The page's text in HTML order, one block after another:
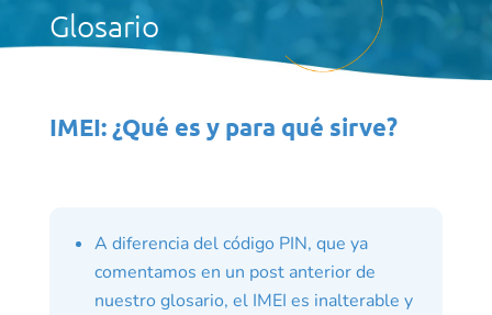
Glosario
IMEI: ¿Qué es y para qué sirve?
A diferencia del código PIN, que ya
comentamos en un post anterior de
nuestro glosario, el IMEI es inalterable y